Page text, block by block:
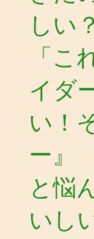
しい
「
イダ
い！
ー』
と悩
いし